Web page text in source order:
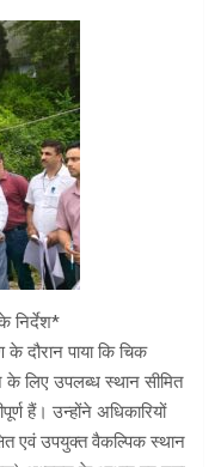
निर्देश*
दौरान पाया कि चिक
लिए उपलब्ध स्थान सीमित
हैं। उन्होंने अधिकारियों
एवं उपयुक्त वैकल्पिक स्थान